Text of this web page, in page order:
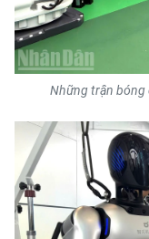
Những trận bóng